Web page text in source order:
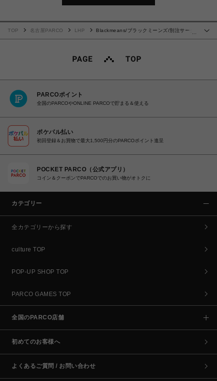
…
TOP 名古屋PARCO LHP
Blackmeans/ブラックミーンズ/別注サーク
PARCOポイント
全国のPARCOやONLINE PARCOで貯まる＆使える
ポケパル払い
初回登録＆お買物で最大1,500円分のPARCOポイント進呈
POCKET PARCO（公式アプリ）
コイン＆クーポンでPARCOでのお買い物がオトクに
カテゴリー
全カテゴリーから探す
culture TOP
POP-UP SHOP TOP
PARCO GAMES TOP
全国のPARCO店舗
初めてのお客様へ
よくあるご質問 / お問い合わせ